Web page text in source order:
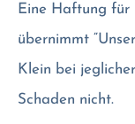
Eine Haftung für
übernimmt
Klein bei
Schaden nicht.